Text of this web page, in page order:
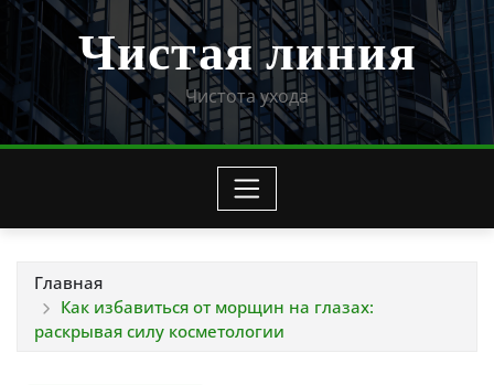
Чистая линия
Чистота ухода
Главная
Как избавиться от морщин на глазах:
раскрывая силу косметологии